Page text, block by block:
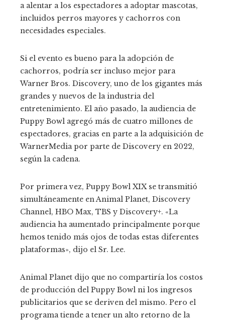
a alentar a los espectadores a adoptar mascotas,
incluidos perros mayores y cachorros con
necesidades especiales.
Si el evento es bueno para la adopción de
cachorros, podría ser incluso mejor para
Warner Bros. Discovery, uno de los gigantes más
grandes y nuevos de la industria del
entretenimiento. El año pasado, la audiencia de
Puppy Bowl agregó más de cuatro millones de
espectadores, gracias en parte a la adquisición de
WarnerMedia por parte de Discovery en 2022,
según la cadena.
Por primera vez, Puppy Bowl XIX se transmitió
simultáneamente en Animal Planet, Discovery
Channel, HBO Max, TBS y Discovery+. «La
audiencia ha aumentado principalmente porque
hemos tenido más ojos de todas estas diferentes
plataformas», dijo el Sr. Lee.
Animal Planet dijo que no compartiría los costos
de producción del Puppy Bowl ni los ingresos
publicitarios que se deriven del mismo. Pero el
programa tiende a tener un alto retorno de la